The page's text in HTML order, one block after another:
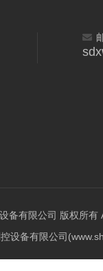
备有限公司 版权所有
设备有限公司